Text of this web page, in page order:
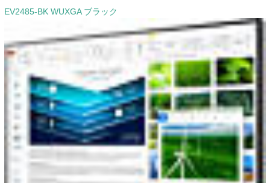
EV2485-BK WUXGA ブラック